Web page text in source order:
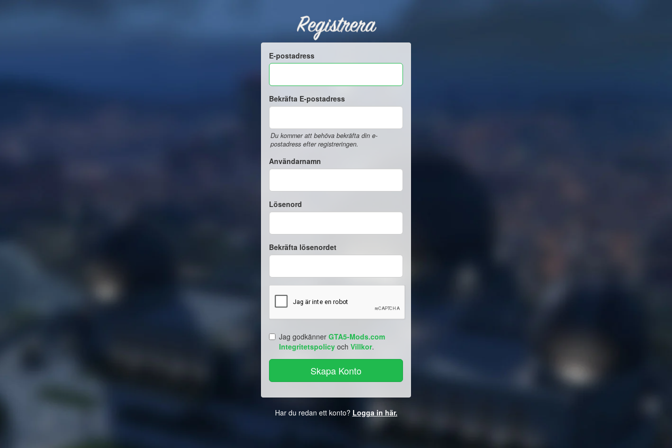
Registrera
E-postadress
Bekräfta E-postadress
Du kommer att behöva bekräfta din e-
postadress efter registreringen.
Användarnamn
Lösenord
Bekräfta lösenordet
Jag godkänner GTA5-Mods.com
Integritetspolicy och Villkor.
Har du redan ett konto? Logga in här.